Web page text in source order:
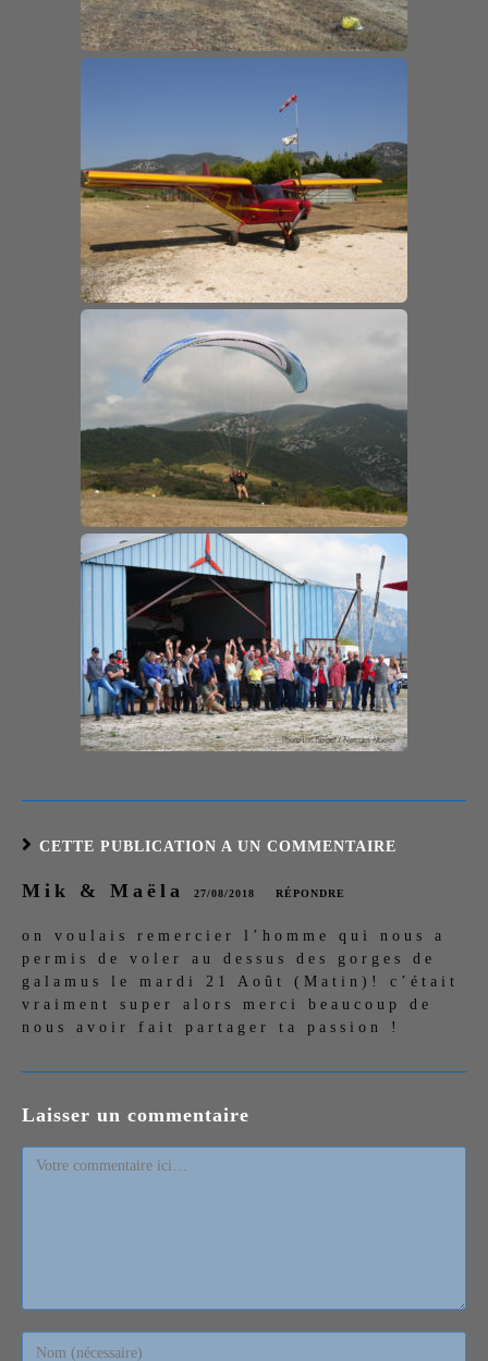
CETTE PUBLICATION A UN COMMENTAIRE
Mik & Maëla 27/08/2018 RÉPONDRE
on voulais remercier l’homme qui nous a
permis de voler au dessus des gorges de
galamus le mardi 21 Août (Matin)! c’était
vraiment super alors merci beaucoup de
nous avoir fait partager ta passion !
Laisser un commentaire